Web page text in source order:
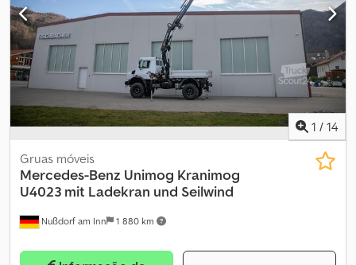
1 / 14
Nußdorf am Inn 1 880 km
Gruas móveis
Mercedes-Benz Unimog Kranimog
U4023 mit Ladekran und Seilwind